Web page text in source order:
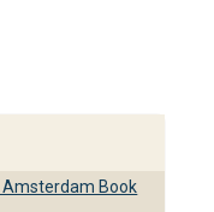
Amsterdam Book